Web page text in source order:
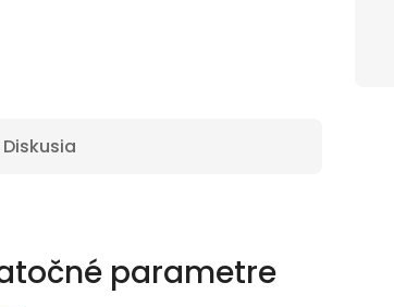
Diskusia
parametre